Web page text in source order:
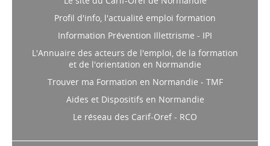
Le dispositif mobile "La Job Machine"
est opération de proximité organisée
par le Plan Local pour l'Insertion et l'Emploi (PLIE) Dieppe-
Maritime. Il vise à accompagner les demandeurs d’emploi
dans leurs démarches d’insertion professionnelle.
INSERTION // 27/04/2026
Appel à projets Parrainage
Profil d'info, l'actualité emploi formation
Information Prévention Illettrisme - IPI
L'Annuaire des acteurs de l'emploi, de la formation
et de l'orientation en Normandie
Trouver ma Formation en Normandie - TMF
Aides et Dispositifs en Normandie
Le réseau des Carif-Oref - RCO